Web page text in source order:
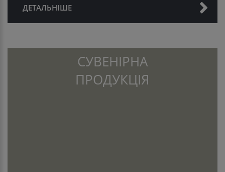
ДЕТАЛЬНІШЕ
СУВЕНІРНА
ПРОДУКЦІЯ